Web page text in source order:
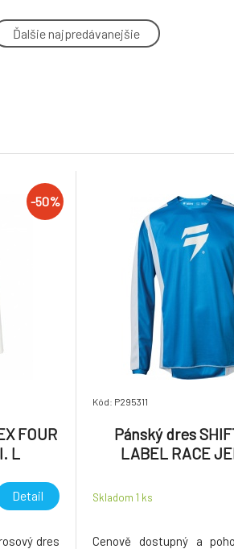
TLD DRES S DLOUHÝM RUKÁVEM
Ďalšie najpredávanejšie
-50%
FOUR
L
Detail
dres
Kód: P295311
Pánský dres
LABEL RACE
Skladom 1 ks
Cenově dostupný a